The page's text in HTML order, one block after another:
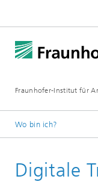
Fraunhofer-Institut für
Wo bin ich?
Presseservice
Digitale